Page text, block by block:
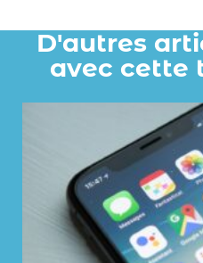
D'autres
avec cette